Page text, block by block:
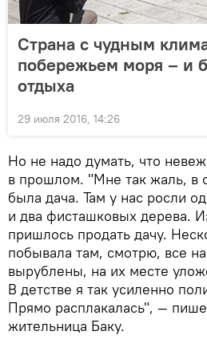
Страна с чудным
побережьем моря – и
отдыха
29 июля 2016, 14:26
Но не надо думать, что
в прошлом. "Мне так жаль, в
была дача. Там у нас росли
и два фисташковых дерева.
пришлось продать дачу.
побывала там, смотрю, все
вырублены, на их месте
В детстве я так усиленно
Прямо расплакалась", —
жительница Баку.